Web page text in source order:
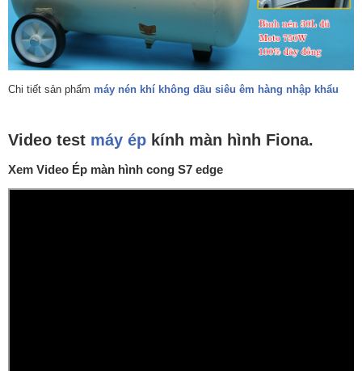
Chi tiết sản phẩm máy nén khí không dầu siêu êm hàng nhập khẩu
Video test máy ép kính màn hình Fiona.
Xem Video Ép màn hình cong S7 edge